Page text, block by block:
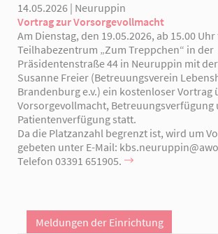
14.05.2026 | Neuruppin
Vortrag zur Vorsorgevollmacht
Am Dienstag, den 19.05.2026, ab 15.00
Teilhabezentrum „Zum Treppchen“ in der
Präsidentenstraße 44 in Neuruppin mit
Susanne Freier (Betreuungsverein
Brandenburg e.v.) ein kostenloser Vortrag
Vorsorgevollmacht, Betreuungsverfügung
Patientenverfügung statt.
Da die Platzanzahl begrenzt ist, wird um
gebeten unter E-Mail:
Telefon 03391 651905.
Meldungen der Einrichtung